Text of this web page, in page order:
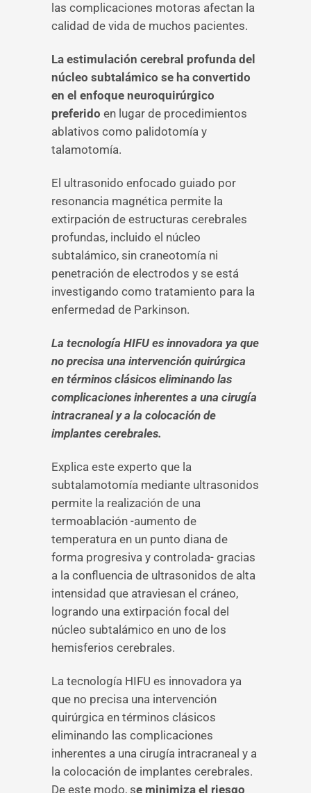
las complicaciones motoras afectan la
calidad de vida de muchos pacientes.
La estimulación cerebral profunda del
núcleo subtalámico se ha convertido
en el enfoque neuroquirúrgico
preferido en lugar de procedimientos
ablativos como palidotomía y
talamotomía.
El ultrasonido enfocado guiado por
resonancia magnética permite la
extirpación de estructuras cerebrales
profundas, incluido el núcleo
subtalámico, sin craneotomía ni
penetración de electrodos y se está
investigando como tratamiento para la
enfermedad de Parkinson.
La tecnología HIFU es innovadora ya que
no precisa una intervención quirúrgica
en términos clásicos eliminando las
complicaciones inherentes a una cirugía
intracraneal y a la colocación de
implantes cerebrales.
Explica este experto que la
subtalamotomía mediante ultrasonidos
permite la realización de una
termoablación -aumento de
temperatura en un punto diana de
forma progresiva y controlada- gracias
a la confluencia de ultrasonidos de alta
intensidad que atraviesan el cráneo,
logrando una extirpación focal del
núcleo subtalámico en uno de los
hemisferios cerebrales.
La tecnología HIFU es innovadora ya
que no precisa una intervención
quirúrgica en términos clásicos
eliminando las complicaciones
inherentes a una cirugía intracraneal y a
la colocación de implantes cerebrales.
De este modo, se minimiza el riesgo